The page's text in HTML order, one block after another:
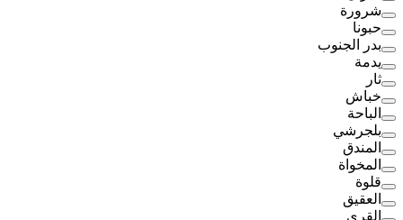
شرورة
حبونا
بدر الجنوب
يدمة
ثار
خباش
الباحة
بلجرشي
المندق
المخواة
قلوة
العقيق
القرى